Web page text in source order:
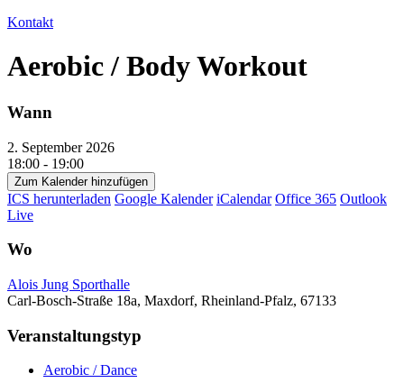
Kontakt
Aerobic / Body Workout
Wann
2. September 2026
18:00 - 19:00
Zum Kalender hinzufügen
ICS herunterladen Google Kalender iCalendar Office 365 Outlook
Live
Wo
Alois Jung Sporthalle
Carl-Bosch-Straße 18a, Maxdorf, Rheinland-Pfalz, 67133
Veranstaltungstyp
Aerobic / Dance